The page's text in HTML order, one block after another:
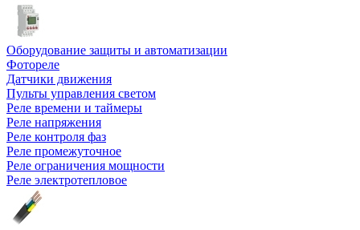
Оборудование защиты и автоматизации
Фотореле
Датчики движения
Пульты управления светом
Реле времени и таймеры
Реле напряжения
Реле контроля фаз
Реле промежуточное
Реле ограничения мощности
Реле электротепловое